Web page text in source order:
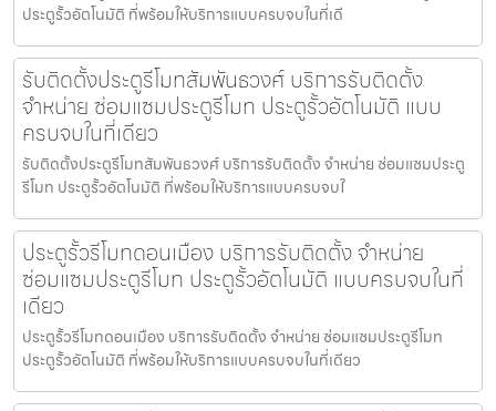
ประตูรั้วอัตโนมัติ ที่พร้อมให้บริการแบบครบจบในที่เดี
รับติดตั้งประตูรีโมทสัมพันธวงศ์ บริการรับติดตั้ง
จำหน่าย ซ่อมแซมประตูรีโมท ประตูรั้วอัตโนมัติ แบบ
ครบจบในที่เดียว
รับติดตั้งประตูรีโมทสัมพันธวงศ์ บริการรับติดตั้ง จำหน่าย ซ่อมแซมประตู
รีโมท ประตูรั้วอัตโนมัติ ที่พร้อมให้บริการแบบครบจบใ
ประตูรั้วรีโมทดอนเมือง บริการรับติดตั้ง จำหน่าย
ซ่อมแซมประตูรีโมท ประตูรั้วอัตโนมัติ แบบครบจบในที่
เดียว
ประตูรั้วรีโมทดอนเมือง บริการรับติดตั้ง จำหน่าย ซ่อมแซมประตูรีโมท
ประตูรั้วอัตโนมัติ ที่พร้อมให้บริการแบบครบจบในที่เดียว